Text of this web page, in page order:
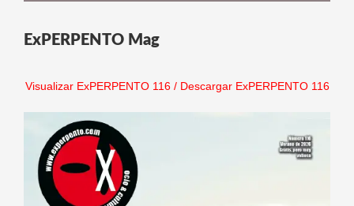
ExPERPENTO Mag
Visualizar ExPERPENTO 116/ Descargar ExPERPENTO 116